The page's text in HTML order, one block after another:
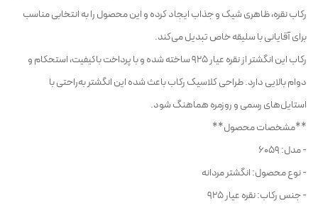
رکاب نقره، ظاهری شیک و جذاب ایجاد کرده و این محصول را به انتخابی مناسب
برای آقایانی با سلیقه خاص تبدیل می‌کند.
رکاب این انگشتر از نقره عیار 925 ساخته شده و با پرداخت باکیفیت، استحکام و
دوام بالایی دارد. طراحی کلاسیک رکاب باعث شده این انگشتر به‌راحتی با
استایل‌های رسمی و روزمره هماهنگ شود.
**مشخصات محصول**
- مدل: 6059
- نوع محصول: انگشتر مردانه
- جنس رکاب: نقره عیار 925